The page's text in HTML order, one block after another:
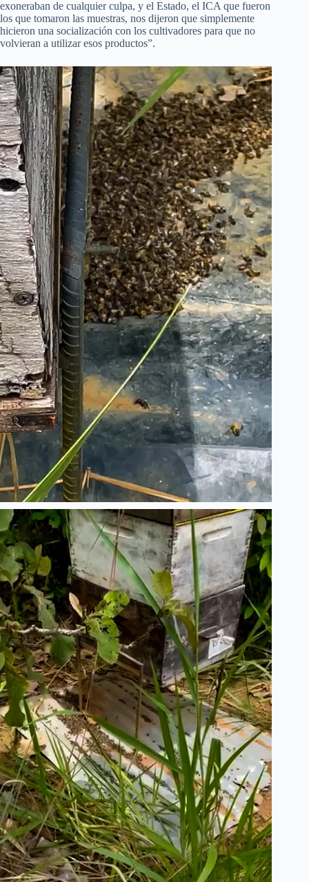
exoneraban de cualquier culpa, y el Estado, el ICA que fueron
los que tomaron las muestras, nos dijeron que simplemente
hicieron una socialización con los cultivadores para que no
volvieran a utilizar esos productos”.